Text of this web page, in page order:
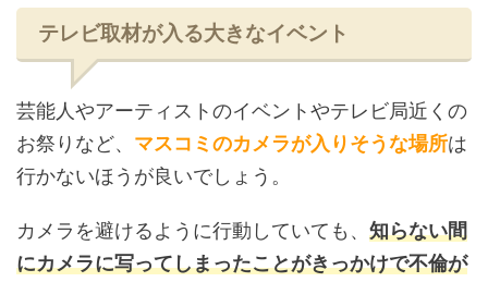
テレビ取材が入る大きなイベント
芸能人やアーティストのイベントやテレビ局近くの
お祭りなど、 マスコミのカメラが入りそうな場所は
行かないほうが良いでしょう。
カメラを避けるように行動していても、 知らない間
にカメラに写ってしまったことがきっかけで不倫が